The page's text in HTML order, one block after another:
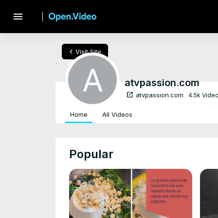
menu
chevron_left Visit Site
atvpassion.com
open_in_new atvpassion.com 4.5k
Home All Videos
Popular